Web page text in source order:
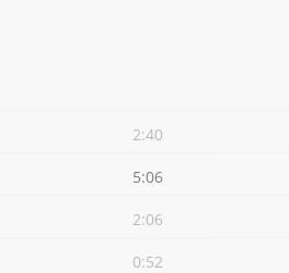
2:40
5:06
2:06
0:52